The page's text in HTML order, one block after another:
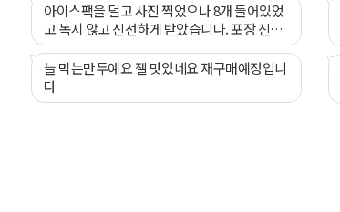
아이스팩을 덜고 사진 찍었으나 8개 들어있었
고 녹지 않고 신선하게 받았습니다. 포장 신경
써주신 점 금방 보였어요. 첫구매 할인도 감사
합니다.
늘 먹는만두예요 젤 맛있네요 재구매예정입니
다